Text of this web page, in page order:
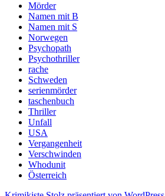
Mörder
Namen mit B
Namen mit S
Norwegen
Psychopath
Psychothriller
rache
Schweden
serienmörder
taschenbuch
Thriller
Unfall
USA
Vergangenheit
Verschwinden
Whodunit
Österreich